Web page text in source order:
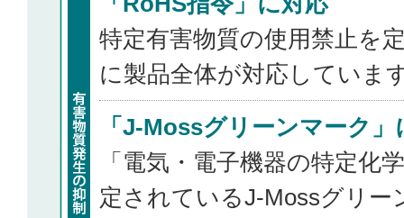
特定有害物質の使用禁止を
に製品全体が対応していま
「J-Mossグリーンマーク」
「電気・電子機器の特定化
定されているJ-Mossグリ